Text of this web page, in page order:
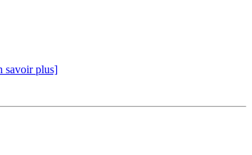
savoir plus]